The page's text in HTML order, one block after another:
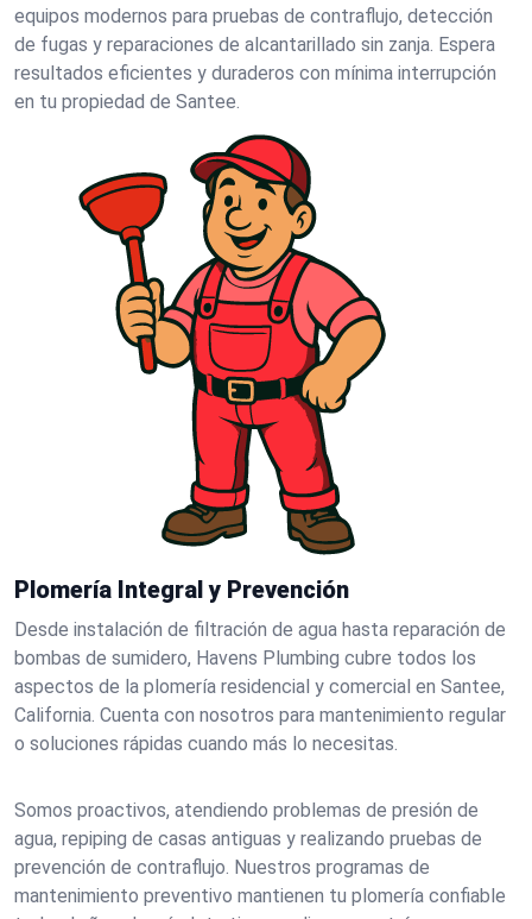
equipos modernos para pruebas de contraflujo, detección
de fugas y reparaciones de alcantarillado sin zanja. Espera
resultados eficientes y duraderos con mínima interrupción
en tu propiedad de Santee.
Plomería Integral y Prevención
Desde instalación de filtración de agua hasta reparación de
bombas de sumidero, Havens Plumbing cubre todos los
aspectos de la plomería residencial y comercial en Santee,
California. Cuenta con nosotros para mantenimiento regular
o soluciones rápidas cuando más lo necesitas.
Somos proactivos, atendiendo problemas de presión de
agua, repiping de casas antiguas y realizando pruebas de
prevención de contraflujo. Nuestros programas de
mantenimiento preventivo mantienen tu plomería confiable